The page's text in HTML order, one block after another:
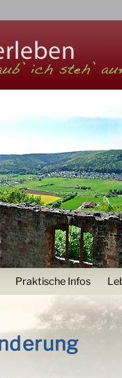
Praktische Infos